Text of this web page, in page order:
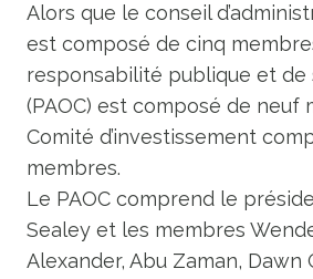
Alors que le conseil
est composé de cinq
responsabilité publique et de
(PAOC) est composé de neuf
Comité d’investissement
membres.
Le PAOC comprend le
Sealey et les membres
Alexander, Abu Zaman, Dawn